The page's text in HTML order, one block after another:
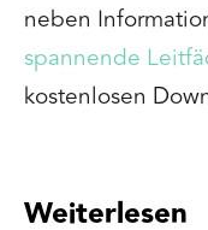
neben
spannende
kostenlosen
Weiterlesen